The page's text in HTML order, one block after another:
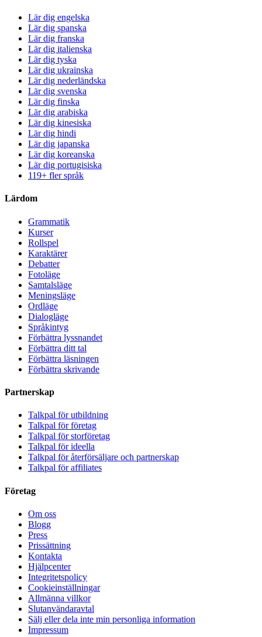
Lär dig engelska
Lär dig spanska
Lär dig franska
Lär dig italienska
Lär dig tyska
Lär dig ukrainska
Lär dig nederländska
Lär dig svenska
Lär dig finska
Lär dig arabiska
Lär dig kinesiska
Lär dig hindi
Lär dig japanska
Lär dig koreanska
Lär dig portugisiska
119+ fler språk
Lärdom
Grammatik
Kurser
Rollspel
Karaktärer
Debatter
Fotoläge
Samtalsläge
Meningsläge
Ordläge
Dialogläge
Språkintyg
Förbättra lyssnandet
Förbättra ditt tal
Förbättra läsningen
Förbättra skrivande
Partnerskap
Talkpal för utbildning
Talkpal för företag
Talkpal för storföretag
Talkpal för ideella
Talkpal för återförsäljare och partnerskap
Talkpal för affiliates
Företag
Om oss
Blogg
Press
Prissättning
Kontakta
Hjälpcenter
Integritetspolicy
Cookieinställningar
Allmänna villkor
Slutanvändaravtal
Sälj eller dela inte min personliga information
Impressum